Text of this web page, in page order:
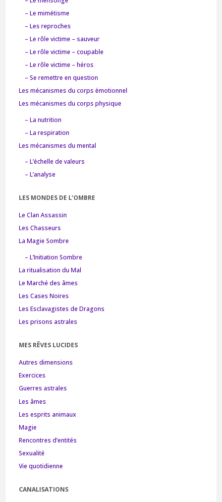
– Le mimétisme
– Les reproches
– Le rôle victime – sauveur
– Le rôle victime – coupable
– Le rôle victime – héros
– Se remettre en question
Les mécanismes du corps émotionnel
Les mécanismes du corps physique
– La nutrition
– La respiration
Les mécanismes du mental
– L’échelle de valeurs
– L’analyse
LES MONDES DE L’OMBRE
Le Clan Assassin
Les Chasseurs
La Magie Sombre
– L’Initiation Sombre
La ritualisation du Mal
Le Marché des âmes
Les Cases Noires
Les Esclavagistes de Dragons
Les prisons astrales
MES RÊVES LUCIDES
Autres dimensions
Exercices
Guerres astrales
Les âmes
Les esprits animaux
Magie
Rencontres d’entités
Sexualité
Vie quotidienne
CANALISATIONS